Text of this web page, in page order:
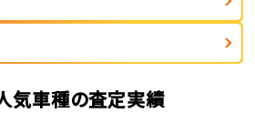
気車種の査定実績